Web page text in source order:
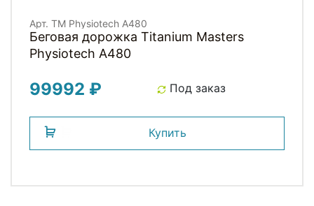
Арт. TM Physiotech A480
Беговая дорожка Titanium Masters
Physiotech A480
99992 ₽ Под заказ
Купить